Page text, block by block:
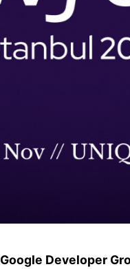
Google Developer